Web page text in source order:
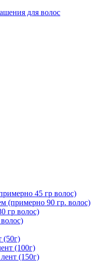
для волос
45 гр волос)
(примерно 90 гр. волос)
гр волос)
(50г)
(100г)
(150г)